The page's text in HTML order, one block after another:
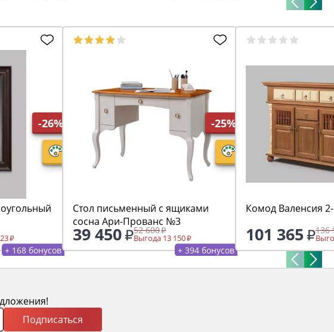
-26%
+ 168 бонусов
-25%
Стол письменный с ящиками
сосна Ари-Прованс №3
39 450 52 600
Выгода 13 150
+ 394 бонусов
101 365 136
Подписаться